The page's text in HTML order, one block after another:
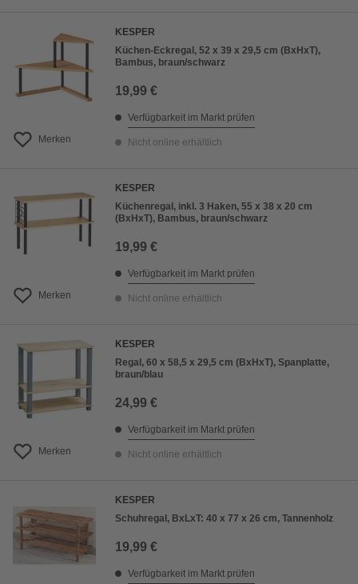
Merken
KESPER
Küchen-Eckregal, 52 x 39 x 29,5 cm (BxHxT),
Bambus, braun/schwarz
19,99 €
Verfügbarkeit im Markt prüfen
Nicht online erhältlich
Merken
KESPER
Küchenregal, inkl. 3 Haken, 55 x 38 x 20 cm
(BxHxT), Bambus, braun/schwarz
19,99 €
Verfügbarkeit im Markt prüfen
Nicht online erhältlich
Merken
KESPER
Regal, 60 x 58,5 x 29,5 cm (BxHxT), Spanplatte,
braun/blau
24,99 €
Verfügbarkeit im Markt prüfen
Nicht online erhältlich
KESPER
Schuhregal, BxLxT: 40 x 77 x 26 cm, Tannenholz
19,99 €
Verfügbarkeit im Markt prüfen